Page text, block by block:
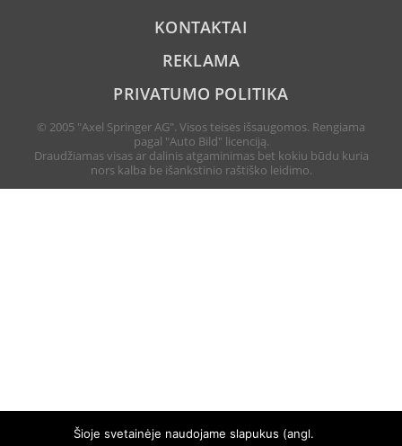
KONTAKTAI
REKLAMA
PRIVATUMO POLITIKA
© 2005 "Axel Springer AG". Visos teisės išsaugomos. Rengiama
pagal "Auto Bild" licenciją.
Draudžiamas visas ar dalinis atgaminimas bet kokiu būdu kuria
nors kalba be išankstinio raštiško leidimo.
Šioje svetainėje naudojame slapukus (angl.